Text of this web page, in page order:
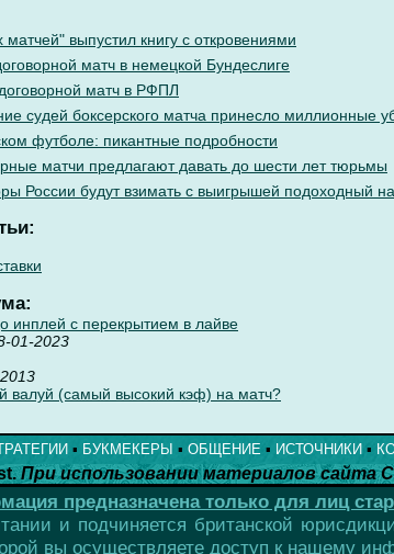
выпустил книгу с откровениями
матч в немецкой Бундеслиге
матч в РФПЛ
судей боксерского матча принесло миллионные
футболе: пикантные подробности
матчи предлагают давать до шести лет тюрьмы
России будут взимать с выигрышей подоходный
инплей с перекрытием в лайве
01-2023
валуй (самый высокий кэф) на матч?
▪ БУКМЕКЕРЫ ▪ ОБЩЕНИЕ ▪ ИСТОЧНИКИ ▪
При использовании материалов сайта
предназначена только для лиц
и подчиняется британской
вы осуществляете доступ к нашему